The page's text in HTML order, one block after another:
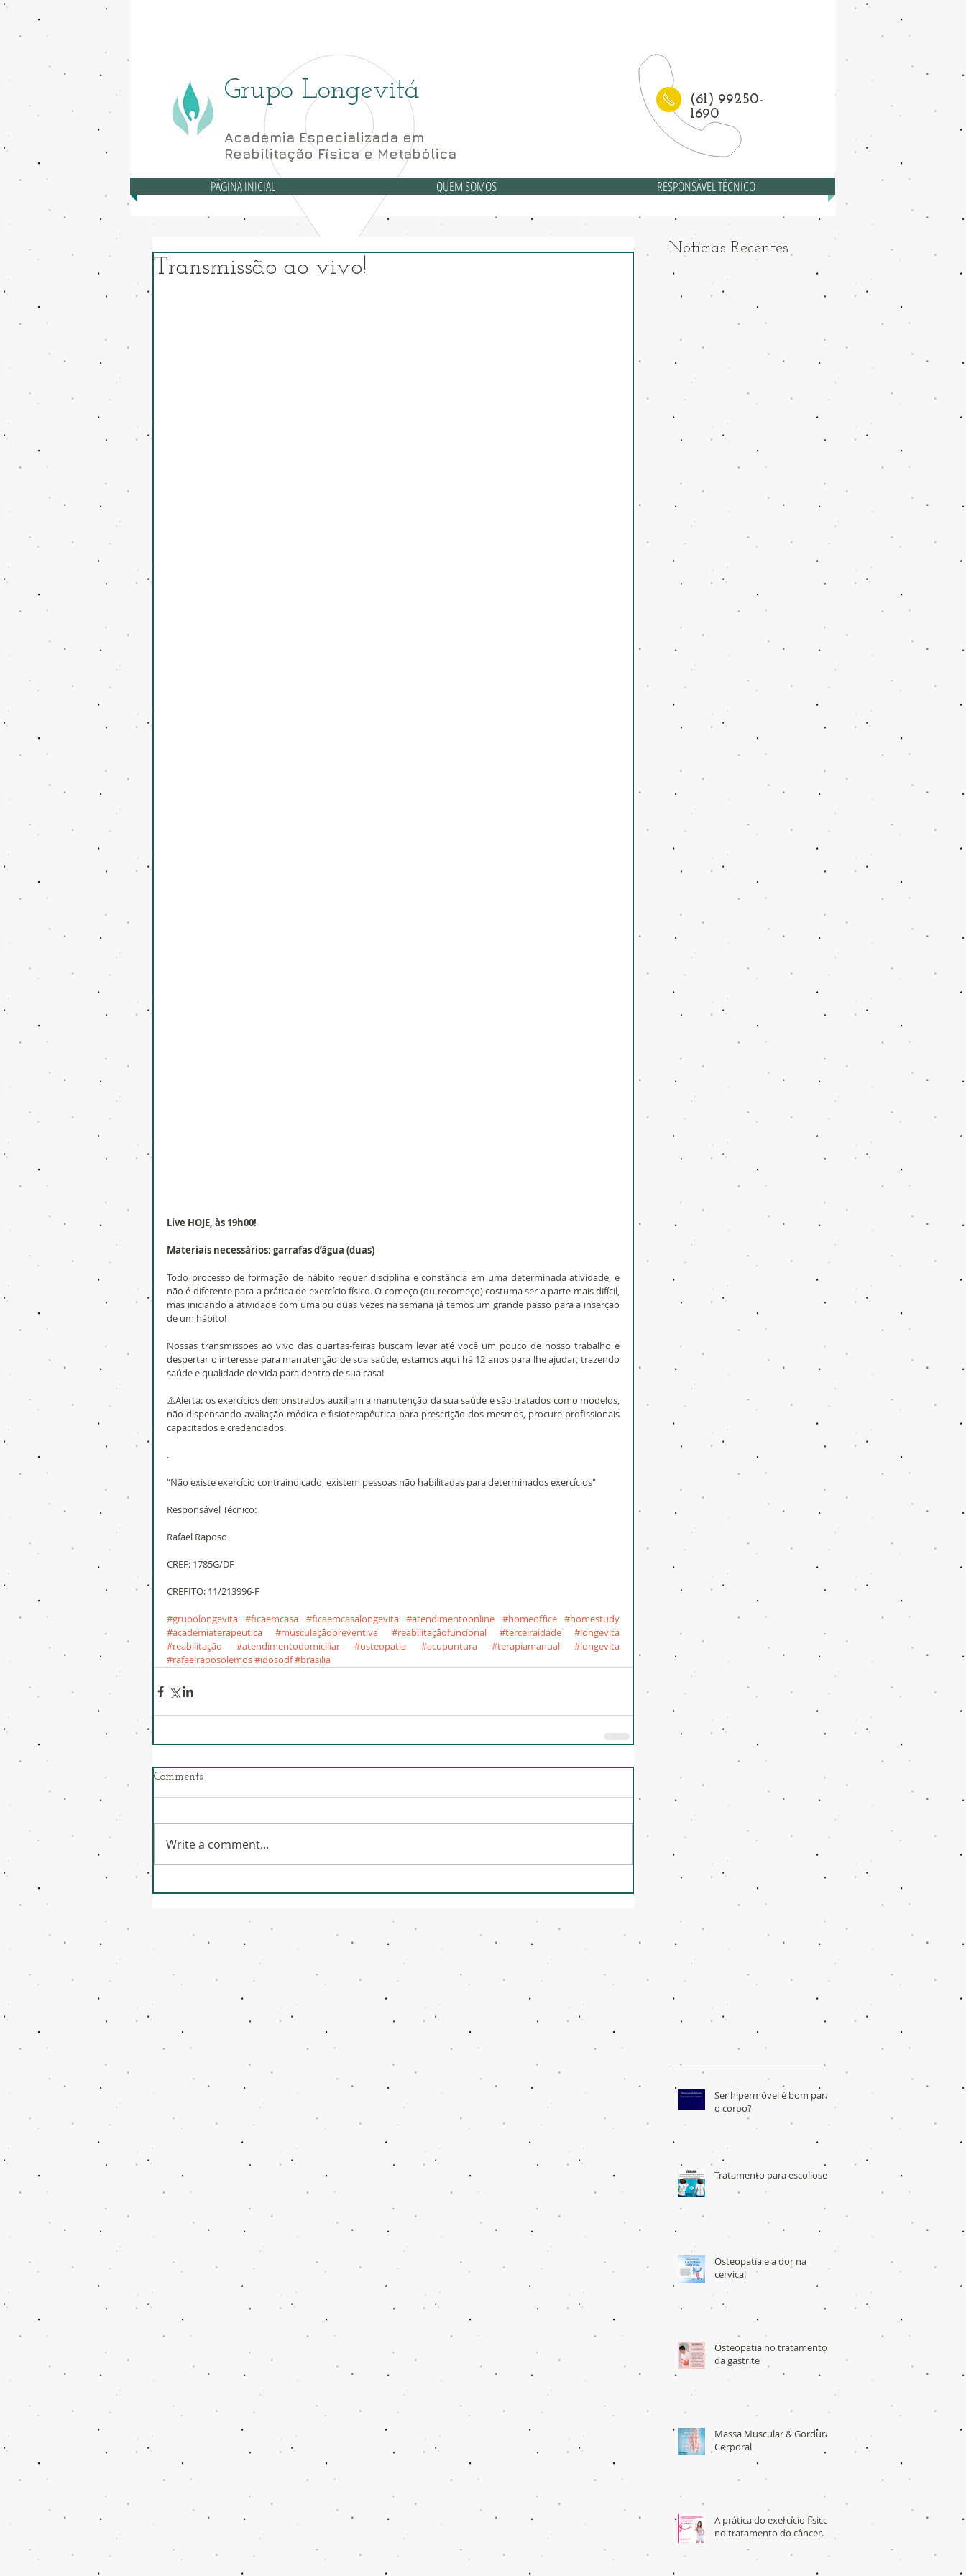
Grupo Longevitá
Academia Especializada em
Reabilitação Física e Metabólica
(61) 99250-
1690
PÁGINA INICIAL QUEM SOMOS RESPONSÁVEL TÉCNICO
Transmissão ao vivo!
Live HOJE, às 19h00!
Materiais necessários: garrafas d’água (duas)
Todo processo de formação de hábito requer disciplina e constância em uma determinada atividade, e
não é diferente para a prática de exercício físico. O começo (ou recomeço) costuma ser a parte mais difícil,
mas iniciando a atividade com uma ou duas vezes na semana já temos um grande passo para a inserção
de um hábito!
Nossas transmissões ao vivo das quartas-feiras buscam levar até você um pouco de nosso trabalho e
despertar o interesse para manutenção de sua saúde, estamos aqui há 12 anos para lhe ajudar, trazendo
saúde e qualidade de vida para dentro de sua casa!
⚠️Alerta: os exercícios demonstrados auxiliam a manutenção da sua saúde e são tratados como modelos,
não dispensando avaliação médica e fisioterapêutica para prescrição dos mesmos, procure profissionais
capacitados e credenciados.
.
“Não existe exercício contraindicado, existem pessoas não habilitadas para determinados exercícios"
Responsável Técnico:
Rafael Raposo
CREF: 1785G/DF
CREFITO: 11/213996-F
#grupolongevita #ficaemcasa #ficaemcasalongevita #atendimentoonline #homeoffice #homestudy
#academiaterapeutica
#musculaçãopreventiva #reabilitaçãofuncional #terceiraidade
#longevitá
#reabilitação
#atendimentodomiciliar #osteopatia #acupuntura #terapiamanual
#longevita
#rafaelraposolemos#idosodf#brasilia
Comments
Write a comment...
Notícias Recentes
Ser hipermóvel é bom para
o corpo?
Tratamento para escoliose
Osteopatia e a dor na
cervical
Osteopatia no tratamento
da gastrite
Massa Muscular & Gordura
Corporal
A prática do exercício físico
no tratamento do câncer.